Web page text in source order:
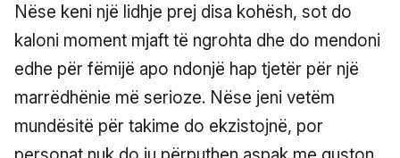
Nëse keni një lidhje prej disa kohësh, sot do
kaloni moment mjaft të ngrohta dhe do mendoni
edhe për fëmijë apo ndonjë hap tjetër për një
marrëdhënie më serioze. Nëse jeni vetëm
mundësitë për takime do ekzistojnë, por